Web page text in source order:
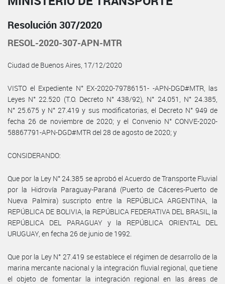
Resolución 307/2020
RESOL-2020-307-APN-MTR
Ciudad de Buenos Aires, 17/12/2020
VISTO el Expediente N° EX-2020-79786151- -APN-DGD#MTR, las
Leyes N° 22.520 (T.O. Decreto N° 438/92), N° 24.051, N° 24.385,
N° 25.675 y N° 27.419 y sus modificatorias, el Decreto N° 949 de
fecha 26 de noviembre de 2020; y el Convenio N° CONVE-2020-
58867791-APN-DGD#MTR del 28 de agosto de 2020; y
CONSIDERANDO:
Que por la Ley N° 24.385 se aprobó el Acuerdo de Transporte Fluvial
por la Hidrovía Paraguay-Paraná (Puerto de Cáceres-Puerto de
Nueva Palmira) suscripto entre la REPÚBLICA ARGENTINA, la
REPÚBLICA DE BOLIVIA, la REPÚBLICA FEDERATIVA DEL BRASIL, la
REPÚBLICA DEL PARAGUAY y la REPÚBLICA ORIENTAL DEL
URUGUAY, en fecha 26 de junio de 1992.
Que por la Ley N° 27.419 se establece el régimen de desarrollo de la
marina mercante nacional y la integración fluvial regional, que tiene
el objeto de fomentar la integración regional en las áreas de